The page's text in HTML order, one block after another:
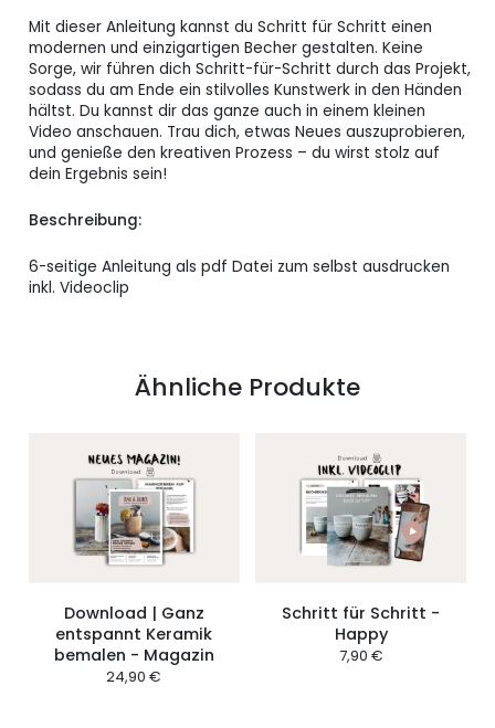
Mit dieser Anleitung kannst du Schritt für Schritt einen
modernen und einzigartigen Becher gestalten. Keine
Sorge, wir führen dich Schritt-für-Schritt durch das Projekt,
sodass du am Ende ein stilvolles Kunstwerk in den Händen
hältst. Du kannst dir das ganze auch in einem kleinen
Video anschauen. Trau dich, etwas Neues auszuprobieren,
und genieße den kreativen Prozess – du wirst stolz auf
dein Ergebnis sein!
Beschreibung:
6-seitige Anleitung als pdf Datei zum selbst ausdrucken
inkl. Videoclip
Ähnliche Produkte
Download | Ganz
entspannt Keramik
bemalen - Magazin
24,90 €
Schritt für Schritt -
Happy
7,90 €